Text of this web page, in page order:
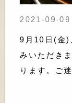
2021-09-
9月10日(金)
みいただき
ります。ご